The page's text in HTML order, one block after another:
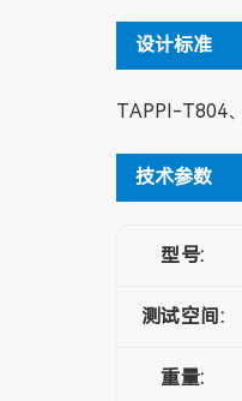
设计标准
TAPPI-T804
技术参数
型号:
测试空间:
重量: